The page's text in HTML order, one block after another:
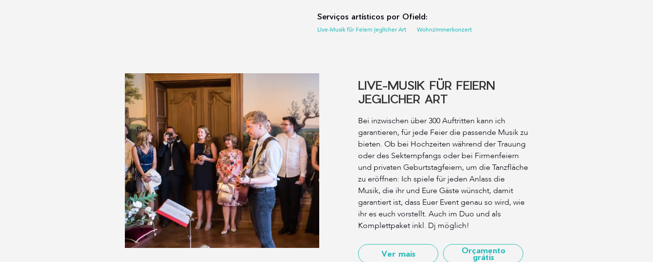
Serviços artísticos por Ofield:
Live-Musik für Feiern jeglicher Art Wohnzimmerkonzert
LIVE-MUSIK FÜR FEIERN
JEGLICHER ART
Bei inzwischen über 300 Auftritten kann ich
garantieren, für jede Feier die passende Musik zu
bieten. Ob bei Hochzeiten während der Trauung
oder des Sektempfangs oder bei Firmenfeiern
und privaten Geburtstagfeiern, um die Tanzfläche
zu eröffnen: Ich spiele für jeden Anlass die
Musik, die ihr und Eure Gäste wünscht, damit
garantiert ist, dass Euer Event genau so wird, wie
ihr es euch vorstellt. Auch im Duo und als
Komplettpaket inkl. Dj möglich!
Ver mais Orçamento
grátis